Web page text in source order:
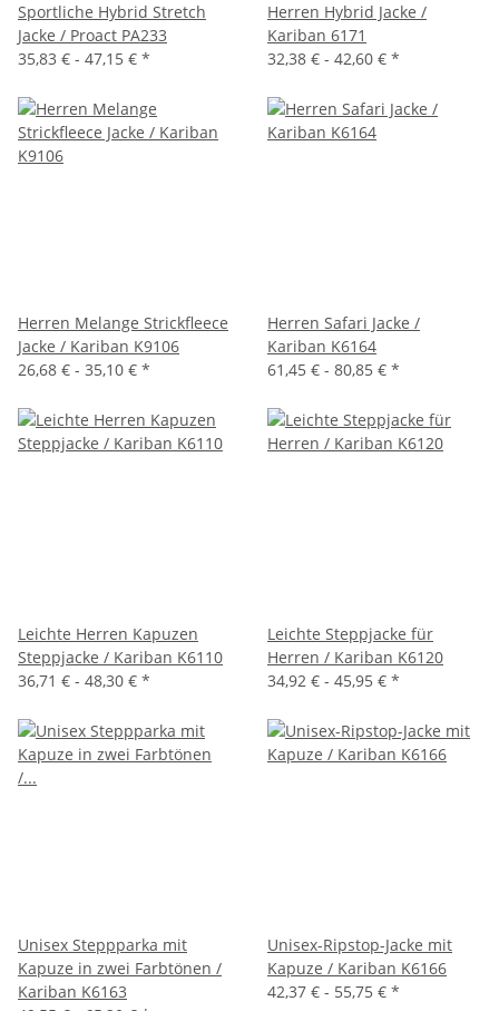
Sportliche Hybrid Stretch
Jacke / Proact PA233
35,83 € - 47,15 € *
Herren Hybrid Jacke /
Kariban 6171
32,38 € - 42,60 € *
Herren Melange Strickfleece
Jacke / Kariban K9106
26,68 € - 35,10 € *
Herren Safari Jacke /
Kariban K6164
61,45 € - 80,85 € *
Leichte Herren Kapuzen
Steppjacke / Kariban K6110
36,71 € - 48,30 € *
Leichte Steppjacke für
Herren / Kariban K6120
34,92 € - 45,95 € *
Unisex Steppparka mit
Kapuze in zwei Farbtönen /
Kariban K6163
Unisex-Ripstop-Jacke mit
Kapuze / Kariban K6166
42,37 € - 55,75 € *